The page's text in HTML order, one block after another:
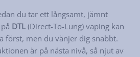
du tar ett långsamt, jämnt
DTL (Direct-To-Lung) vaping kan
först, men du vänjer dig snabbt.
är på nästa nivå, så njut av